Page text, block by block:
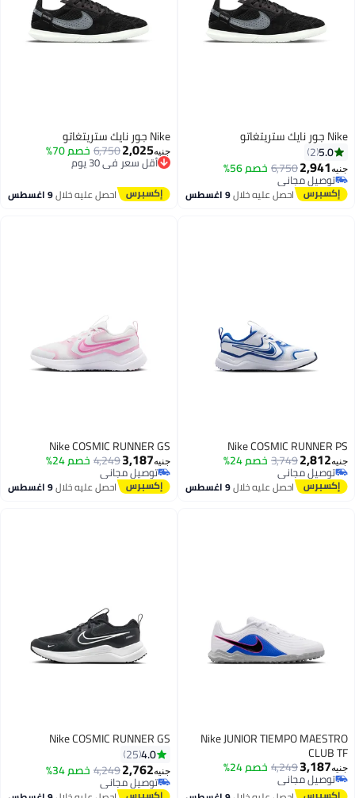
Nike جور نايك ستريتغاتو
5.0
2
جنيه2,941
6,750خصم 56%
توصيل مجاني
توصيل مجانياحصل عليه خلال9 اغسطس
Nike جور نايك ستريتغاتو
جنيه2,025
6,750خصم 70% أقل سعر في 30 يوم
توصيل مجاني
احصل عليه خلال9 اغسطس
Nike COSMIC RUNNER PS
جنيه2,812
3,749خصم 24%
توصيل مجاني
توصيل مجانياحصل عليه خلال9 اغسطس
Nike COSMIC RUNNER GS
جنيه3,187
4,249خصم 24%
توصيل مجاني
توصيل مجانياحصل عليه خلال9 اغسطس
Nike JUNIOR TIEMPO MAESTRO
CLUB TF
جنيه3,187
4,249خصم 24%
توصيل مجاني
توصيل مجاني
Nike COSMIC RUNNER GS
4.0
25
جنيه2,762
4,249خصم 34% توصيل مجاني
باقي 1 وحدات في المخزون